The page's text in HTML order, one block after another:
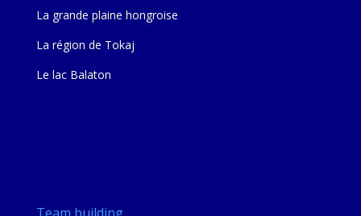
La grande plaine hongroise
La région de Tokaj
Le lac Balaton